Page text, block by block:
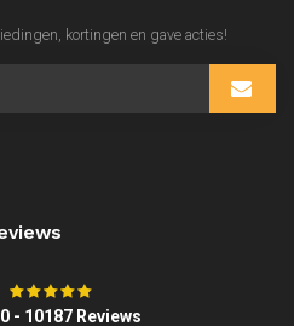
kortingen en gave acties!
- 10187 Reviews